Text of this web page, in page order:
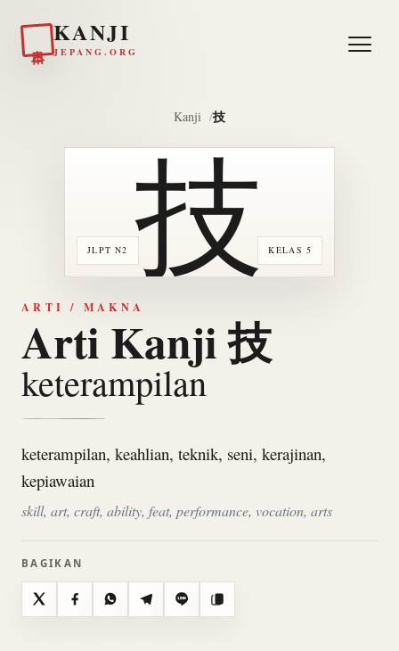
KANJI
JEPANG.ORG
Kanji 技
JLPT N2 KELAS 5
技
ARTI / MAKNA
Arti Kanji 技
keterampilan
keterampilan, keahlian, teknik, seni, kerajinan,
kepiawaian
skill, art, craft, ability, feat, performance, vocation, arts
BAGIKAN
X FacebookWhatsAppTelegramLine Salin